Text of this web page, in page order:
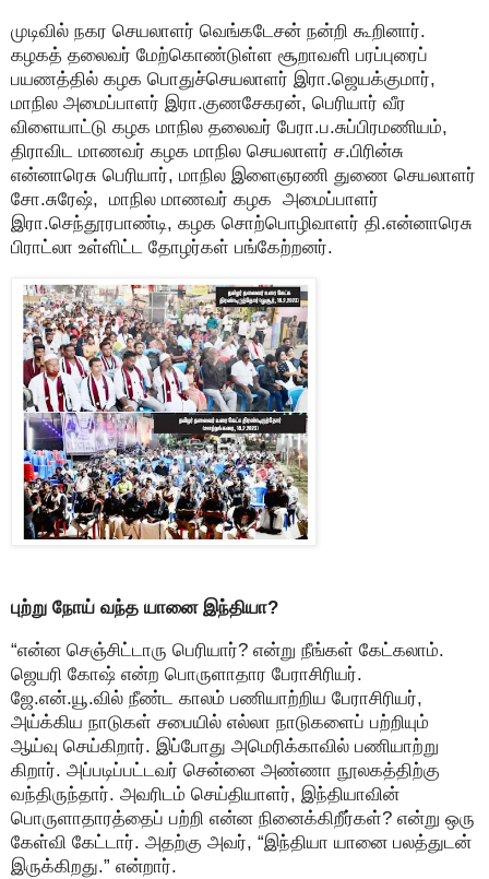
முடிவில் நகர செயலாளர் வெங்கடேசன் நன்றி கூறினார்.
கழகத் தலைவர் மேற்கொண்டுள்ள சூறாவளி பரப்புரைப்
பயணத்தில் கழக பொதுச்செயலாளர் இரா.ஜெயக்குமார்,
மாநில அமைப்பாளர் இரா.குணசேகரன், பெரியார் வீர
விளையாட்டு கழக மாநில தலைவர் பேரா.ப.சுப்பிரமணியம்,
திராவிட மாணவர் கழக மாநில செயலாளர் ச.பிரின்சு
என்னாரெசு பெரியார், மாநில இளைஞரணி துணை செயலாளர்
சோ.சுரேஷ், மாநில மாணவர் கழக அமைப்பாளர்
இரா.செந்தூரபாண்டி, கழக சொற்பொழிவாளர் தி.என்னாரெசு
பிராட்லா உள்ளிட்ட தோழர்கள் பங்கேற்றனர்.
புற்று நோய் வந்த யானை இந்தியா?
“என்ன செஞ்சிட்டாரு பெரியார்? என்று நீங்கள் கேட்கலாம்.
ஜெயரி கோஷ் என்ற பொருளாதார பேராசிரியர்.
ஜே.என்.யூ.வில் நீண்ட காலம் பணியாற்றிய பேராசிரியர்,
அய்க்கிய நாடுகள் சபையில் எல்லா நாடுகளைப் பற்றியும்
ஆய்வு செய்கிறார். இப்போது அமெரிக்காவில் பணியாற்று
கிறார். அப்படிப்பட்டவர் சென்னை அண்ணா நூலகத்திற்கு
வந்திருந்தார். அவரிடம் செய்தியாளர், இந்தியாவின்
பொருளாதாரத்தைப் பற்றி என்ன நினைக்கிறீர்கள்? என்று ஒரு
கேள்வி கேட்டார். அதற்கு அவர், “இந்தியா யானை பலத்துடன்
இருக்கிறது.” என்றார்.